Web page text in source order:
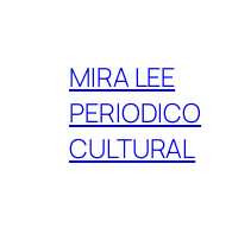
contenido
MIRA LEE
PERIODICO
CULTURAL